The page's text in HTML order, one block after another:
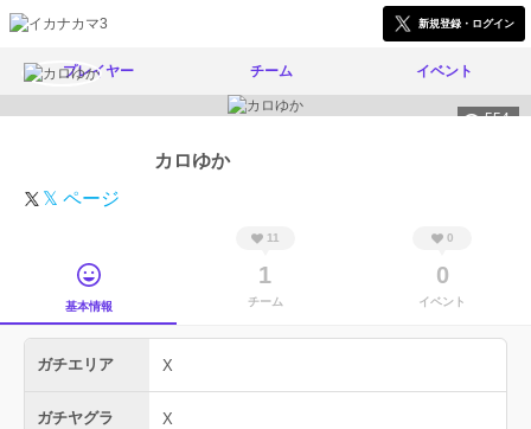
新規登録・ログイン
プレイヤー チーム イベント
554
カロゆか
𝕏 ページ
基本情報
11
1
チーム
0
0
イベント
ガチエリア X
ガチヤグラ X